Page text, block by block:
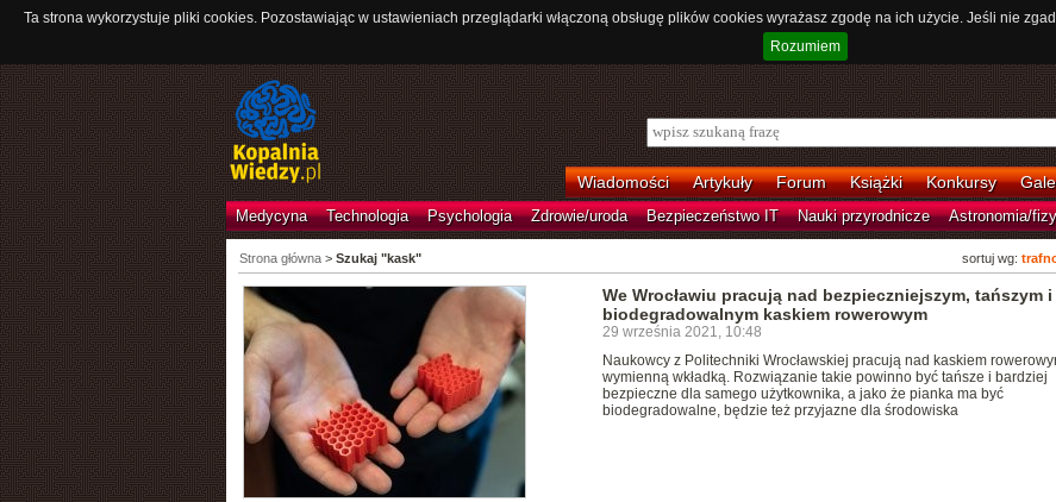
Ta strona wykorzystuje pliki cookies. Pozostawiając w ustawieniach przeglądarki włączoną obsługę plików cookies wyrażasz zgodę na ich użycie. Jeśli nie
Rozumiem
Wiadomości Artykuły Forum Książki Konkursy
Medycyna Technologia Psychologia Zdrowie/uroda Bezpieczeństwo IT Nauki przyrodnicze Astronomia/
sortuj wg:
Strona główna> Szukaj "kask"
We Wrocławiu pracują nad bezpieczniejszym, tańszym i
biodegradowalnym kaskiem rowerowym
29 września 2021, 10:48
Naukowcy z Politechniki Wrocławskiej pracują nad kaskiem
wymienną wkładką. Rozwiązanie takie powinno być tańsze i bardziej
bezpieczne dla samego użytkownika, a jako że pianka ma być
biodegradowalne, będzie też przyjazne dla środowiska